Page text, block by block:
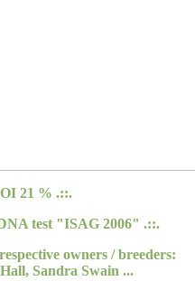
21 % .::.
test "ISAG 2006" .::.
owners / breeders:
Sandra Swain ...